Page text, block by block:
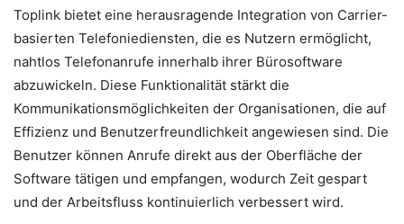
Toplink bietet eine herausragende Integration von Carrier-
basierten Telefoniediensten, die es Nutzern ermöglicht,
nahtlos Telefonanrufe innerhalb ihrer Bürosoftware
abzuwickeln. Diese Funktionalität stärkt die
Kommunikationsmöglichkeiten der Organisationen, die auf
Effizienz und Benutzerfreundlichkeit angewiesen sind. Die
Benutzer können Anrufe direkt aus der Oberfläche der
Software tätigen und empfangen, wodurch Zeit gespart
und der Arbeitsfluss kontinuierlich verbessert wird.